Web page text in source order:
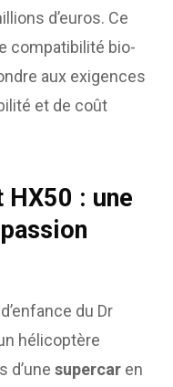
d’euros. Ce
compatibilité bio-
aux exigences
et de coût
HX50 : une
du Dr
hélicoptère
d’une supercar en